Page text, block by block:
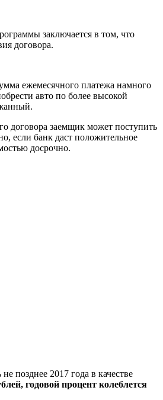
заключается в том, что
договора.
ежемесячного платежа намного
авто по более высокой
договора заемщик может поступить
если банк даст положительное
досрочно.
позднее 2017 года в качестве
годовой процент колеблется